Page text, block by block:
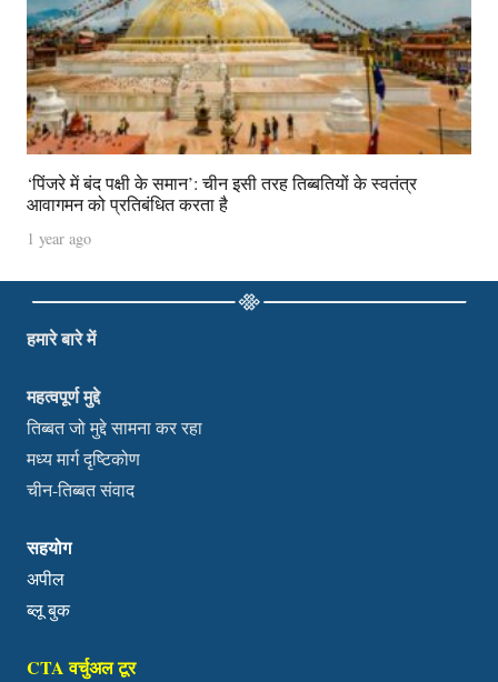
‘पिंजरे में बंद पक्षी के समान’: चीन इसी तरह तिब्बतियों के स्वतंत्र
आवागमन को प्रतिबंधित करता है
1 year ago
हमारे बारे में
महत्वपूर्ण मुद्दे
तिब्बत जो मुद्दे सामना कर रहा
मध्य मार्ग दृष्टिकोण
चीन-तिब्बत संवाद
सहयोग
अपील
ब्लू बुक
CTA वर्चुअल टूर